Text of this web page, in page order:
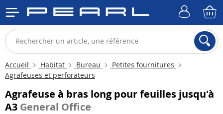
Accueil Habitat Bureau
Petites fournitures
Agrafeuses et perforateurs
Agrafeuse à bras long pour feuilles jusqu'à
A3 General Office